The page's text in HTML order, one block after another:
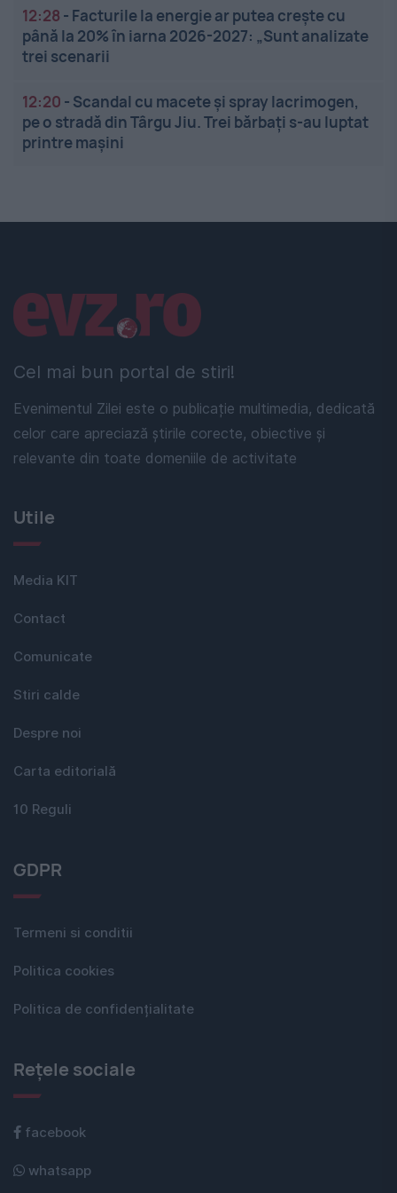
12:28 - Facturile la energie ar putea crește cu
până la 20% în iarna 2026-2027: „Sunt analizate
trei scenarii
12:20 - Scandal cu macete și spray lacrimogen,
pe o stradă din Târgu Jiu. Trei bărbați s-au luptat
printre mașini
Cel mai bun portal de stiri!
Evenimentul Zilei este o publicație multimedia, dedicată
celor care apreciază știrile corecte, obiective și
relevante din toate domeniile de activitate
Linkuri utile
Utile
Media KIT
Contact
Comunicate
Stiri calde
Despre noi
Carta editorială
10 Reguli
GDPR
Termeni si conditii
Politica cookies
Politica de confidențialitate
Rețele sociale
facebook
whatsapp